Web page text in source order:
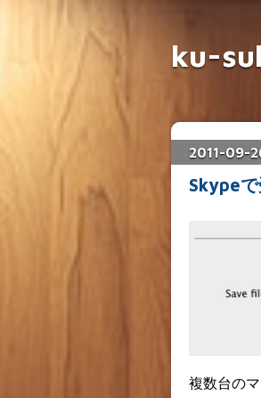
ku-
2011-09-
Skype
複数台の